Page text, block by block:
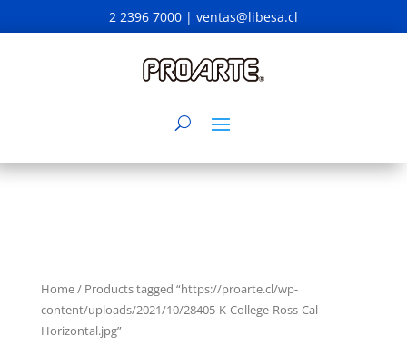
2 2396 7000 | ventas@libesa.cl
Home/ Products tagged “https://proarte.cl/wp-
content/uploads/2021/10/28405-K-College-Ross-Cal-
Horizontal.jpg”